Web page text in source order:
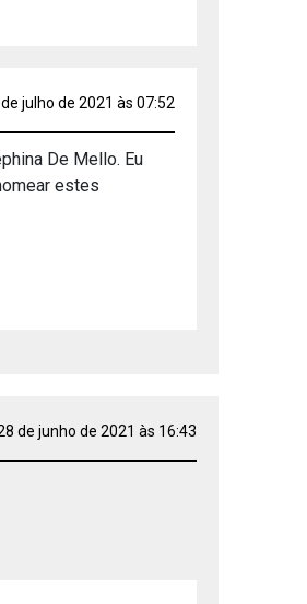
julho de 2021 às 07:52
De Mello. Eu
estes
de junho de 2021 às 16:43